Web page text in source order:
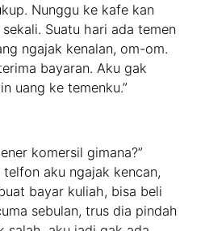
Nunggu ke kafe kan
Suatu hari ada temen
ngajak kenalan, om-om.
bayaran. Aku gak
uang ke temenku.”
komersil gimana?”
telfon aku ngajak kencan,
bayar kuliah, bisa beli
sebulan, trus dia pindah